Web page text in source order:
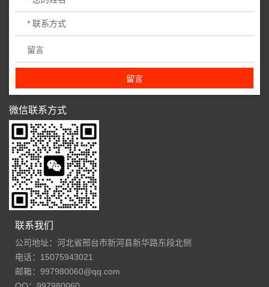
微信联系方式
联系我们
公司地址：河北省邢台市新河县新华路东段北侧
电话：15075943021
邮箱：997980060@qq.com